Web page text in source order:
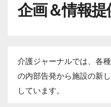
企画＆情報提
介護ジャーナルでは、各
の内部告発から施設の新
しています。